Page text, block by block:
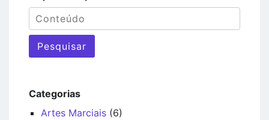
Pesquisar
Categorias
Artes Marciais (6)